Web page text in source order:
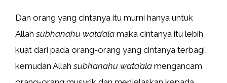
Dan orang yang cintanya itu murni hanya untuk
Allahsubhanahu wata’ala maka cintanya itu lebih
kuat dari pada orang-orang yang cintanya terbagi,
kemudan Allahsubhanahu wata’ala mengancam